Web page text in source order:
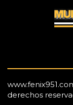
derechos